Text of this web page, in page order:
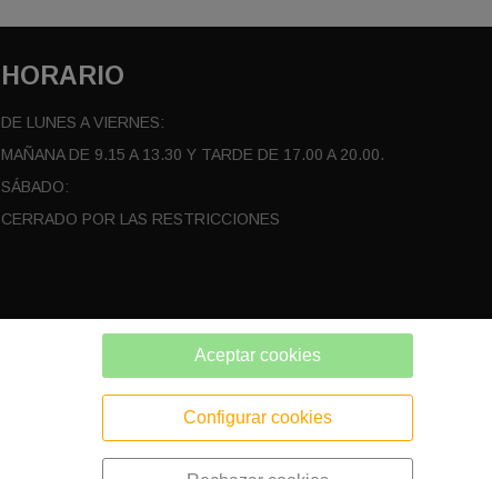
HORARIO
DE LUNES A VIERNES:
MAÑANA DE 9.15 A 13.30 Y TARDE DE 17.00 A 20.00.
SÁBADO:
CERRADO POR LAS RESTRICCIONES
POLÍTICA DE PRIVACIDAD POLÍTICA DE COOKIES
Aceptar cookies
Configurar cookies